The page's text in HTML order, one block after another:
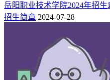
本科批： 牡丹江医科大学
招生地区
牡丹江医科大学
临
牡丹江医科大学 重庆 麻
岳阳职业技术学院2024年招生
招生简章 2024-07-28